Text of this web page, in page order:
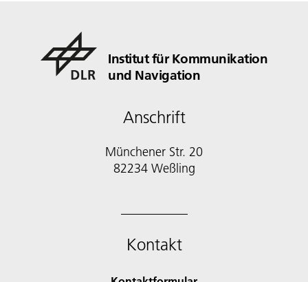
Institut für Kommunikation
und Navigation
Anschrift
Münchener Str. 20
82234 Weßling
Kontakt